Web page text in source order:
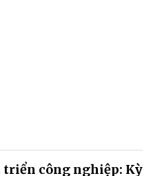
công nghiệp: Kỳ